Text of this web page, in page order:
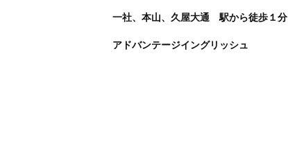
一社、本山、久屋大通 駅から徒歩１分
アドバンテージイングリッシュ